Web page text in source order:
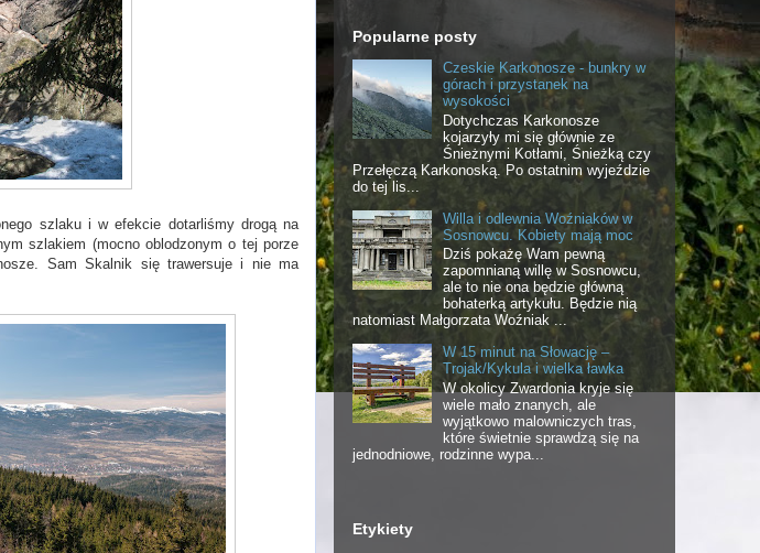
szlaku i w efekcie dotarliśmy drogą na
szlakiem (mocno oblodzonym o tej porze
Sam Skalnik się trawersuje i nie ma
Popularne posty
Czeskie Karkonosze - bunkry w
górach i przystanek na
wysokości
Dotychczas Karkonosze
kojarzyły mi się głównie ze
Śnieżnymi Kotłami, Śnieżką czy
Przełęczą Karkonoską. Po ostatnim wyjeździe
do tej lis...
Willa i odlewnia Woźniaków w
Sosnowcu. Kobiety mają moc
Dziś pokażę Wam pewną
zapomnianą willę w Sosnowcu,
ale to nie ona będzie główną
bohaterką artykułu. Będzie nią
natomiast Małgorzata Woźniak ...
W 15 minut na Słowację –
Trojak/Kykula i wielka ławka
W okolicy Zwardonia kryje się
wiele mało znanych, ale
wyjątkowo malowniczych tras,
które świetnie sprawdzą się na
jednodniowe, rodzinne wypa...
Etykiety